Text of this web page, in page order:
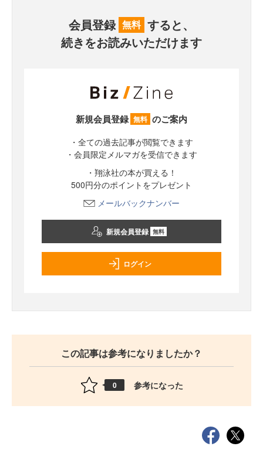
会員登録 無料 すると、
続きをお読みいただけます
新規会員登録 無料 のご案内
・全ての過去記事が閲覧できます
・会員限定メルマガを受信できます
・翔泳社の本が買える！
500円分のポイントをプレゼント
メールバックナンバー
新規会員登録 無料
ログイン
この記事は参考になりましたか？
0 参考になった